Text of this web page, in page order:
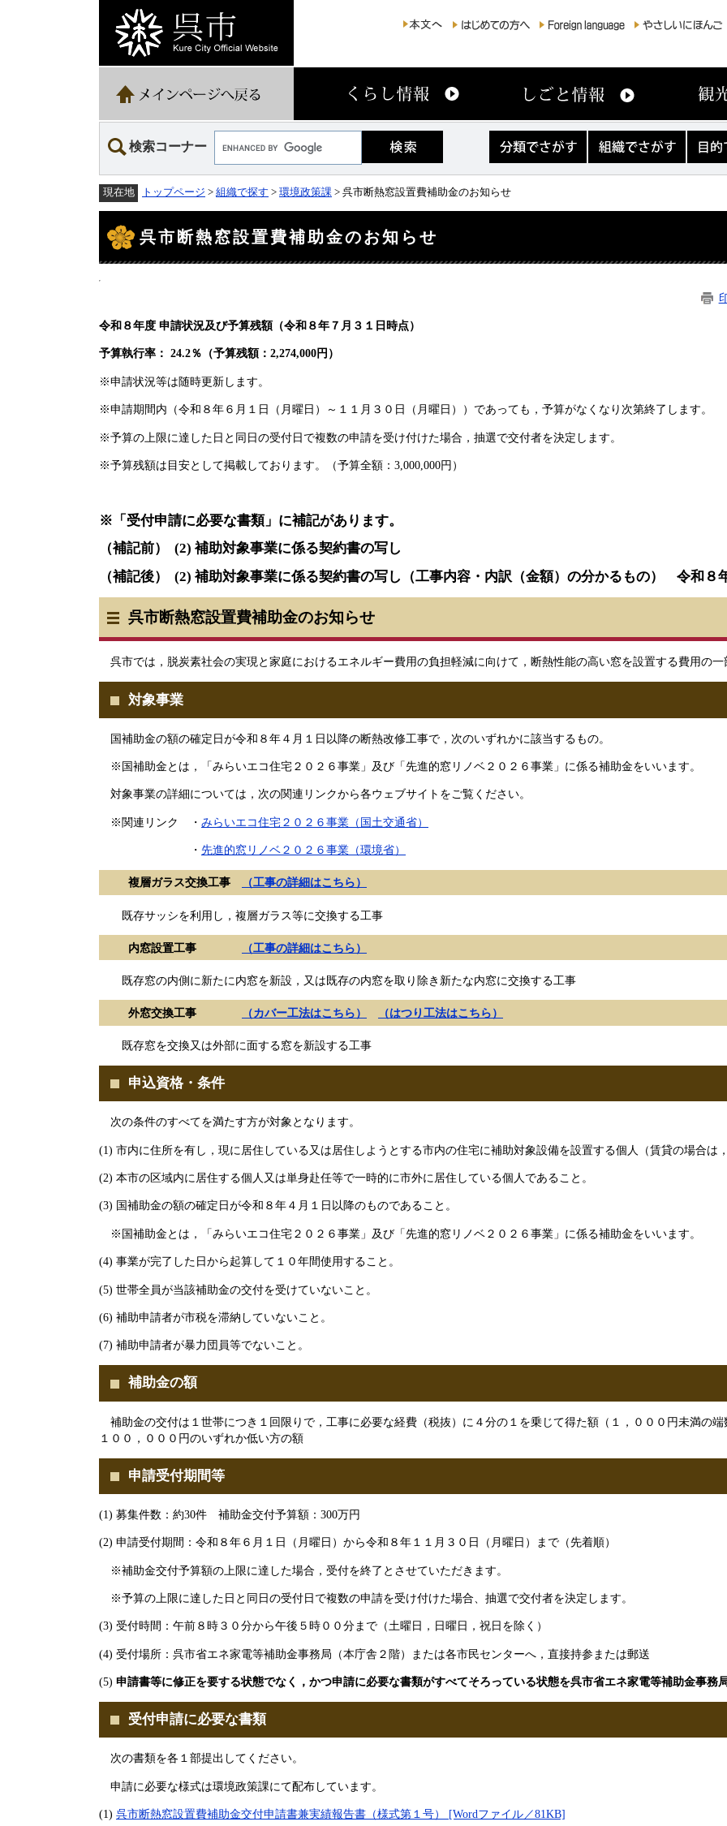
検索コーナー
カ
ス
ム
検
索
が
す
織
す
す
現在地 トップページ > 組織で探す > 環境政策課 > 呉市断熱窓設置費補助金のお知らせ
文
呉市断熱窓設置費補助金のお知らせ
令和８年度 申請状況及び予算残額（令和８年７月３１日時点）
予算執行率： 24.2％（予算残額：2,274,000円）
※申請状況等は随時更新します。
※申請期間内（令和８年６月１日（月曜日）～１１月３０日（月曜日））であっても，予算がなくなり次第終了します。
※予算の上限に達した日と同日の受付日で複数の申請を受け付けた場合，抽選で交付者を決定します。
※予算残額は目安として掲載しております。（予算全額：3,000,000円）
※「受付申請に必要な書類」に補記があります。
（補記前） (2) 補助対象事業に係る契約書の写し
（補記後） (2) 補助対象事業に係る契約書の写し（工事内容・内訳（金額）の分かるもの） 令和８
呉市断熱窓設置費補助金のお知らせ
呉市では，脱炭素社会の実現と家庭におけるエネルギー費用の負担軽減に向けて，断熱性能の高い窓を設置する費用の一
対象事業
国補助金の額の確定日が令和８年４月１日以降の断熱改修工事で，次のいずれかに該当するもの。
※国補助金とは，「みらいエコ住宅２０２６事業」及び「先進的窓リノベ２０２６事業」に係る補助金をいいます。
対象事業の詳細については，次の関連リンクから各ウェブサイトをご覧ください。
※関連リンク ・ みらいエコ住宅２０２６事業（国土交通省）
・ 先進的窓リノベ２０２６事業（環境省）
複層ガラス交換工事 （工事の詳細はこちら）
既存サッシを利用し，複層ガラス等に交換する工事
内窓設置工事 （工事の詳細はこちら）
既存窓の内側に新たに内窓を新設，又は既存の内窓を取り除き新たな内窓に交換する工事
外窓交換工事 （カバー工法はこちら） （はつり工法はこちら）
既存窓を交換又は外部に面する窓を新設する工事
申込資格・条件
次の条件のすべてを満たす方が対象となります。
(1) 市内に住所を有し，現に居住している又は居住しようとする市内の住宅に補助対象設備を設置する個人（賃貸の場合は
(2) 本市の区域内に居住する個人又は単身赴任等で一時的に市外に居住している個人であること。
(3) 国補助金の額の確定日が令和８年４月１日以降のものであること。
※国補助金とは，「みらいエコ住宅２０２６事業」及び「先進的窓リノベ２０２６事業」に係る補助金をいいます。
(4) 事業が完了した日から起算して１０年間使用すること。
(5) 世帯全員が当該補助金の交付を受けていないこと。
(6) 補助申請者が市税を滞納していないこと。
(7) 補助申請者が暴力団員等でないこと。
補助金の額
補助金の交付は１世帯につき１回限りで，工事に必要な経費（税抜）に４分の１を乗じて得た額（１，０００円未満の
１００，０００円のいずれか低い方の額
申請受付期間等​
(1) 募集件数：約30件 補助金交付予算額：300万円
(2) 申請受付期間：令和８年６月１日（月曜日）から令和８年１１月３０日（月曜日）まで（先着順）
※補助金交付予算額の上限に達した場合，受付を終了とさせていただきます。
※予算の上限に達した日と同日の受付日で複数の申請を受け付けた場合、抽選で交付者を決定します。
(3) 受付時間：午前８時３０分から午後５時００分まで（土曜日，日曜日，祝日を除く）
(4) 受付場所：呉市省エネ家電等補助金事務局（本庁舎２階）または各市民センターへ，直接持参または郵送
(5) 申請書等に修正を要する状態でなく，かつ申請に必要な書類がすべてそろっている状態を呉市省エネ家電等補助金事務
受付申請に必要な書類​
次の書類を各１部提出してください。
申請に必要な様式は環境政策課にて配布しています。
(1) 呉市断熱窓設置費補助金交付申請書兼実績報告書（様式第１号） [Wordファイル／81KB]